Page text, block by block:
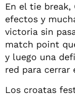
En el tie
efectos y
victoria sin
match point
y luego una
red para
Los croatas